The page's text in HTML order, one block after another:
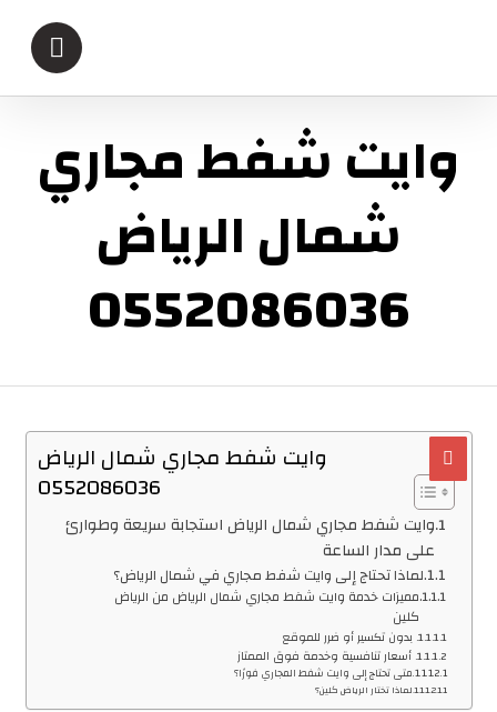
وايت شفط مجاري
شمال الرياض
0552086036
وايت شفط مجاري شمال الرياض
0552086036
وايت شفط مجاري شمال الرياض استجابة سريعة وطوارئ
على مدار الساعة
لماذا تحتاج إلى وايت شفط مجاري في شمال الرياض؟
مميزات خدمة وايت شفط مجاري شمال الرياض من الرياض
كلين
بدون تكسير أو ضرر للموقع
أسعار تنافسية وخدمة فوق الممتاز
متى تحتاج إلى وايت شفط المجاري فورًا؟
لماذا تختار الرياض كلين؟